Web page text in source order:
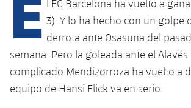
plusicon
más
Instalaciones
SUB13
SUB12
SUB11 A
SUB13 B
SUB12 C
SUB11 C
Entradas
Gameday Shows
Resultados
Base
Barça Atlètic
Junior
Cadete A
Campus Verano
PLUSICON
MÁS
Primer Equipo
plusicon
más
l FC Barcelona ha vuelto a
3). Y lo ha hecho con un golpe
derrota ante Osasuna del
semana. Pero la goleada ante el
complicado Mendizorroza ha vuelto a
equipo de Hansi Flick va en serio.